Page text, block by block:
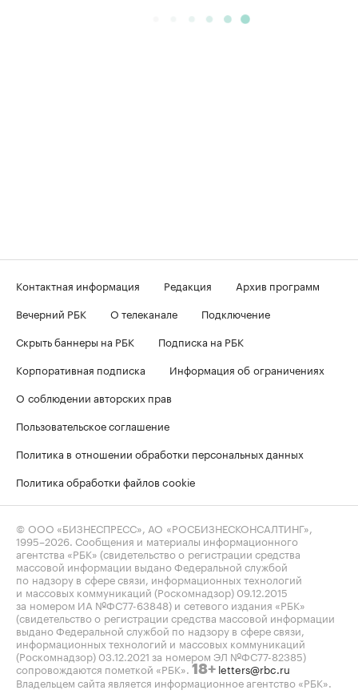
Контактная информация Редакция
Архив программ
Вечерний РБК
О телеканале
Подключение
Скрыть баннеры на РБК
Подписка на РБК
Корпоративная подписка
Информация об ограничениях
О соблюдении авторских прав
Пользовательское соглашение
Политика в отношении обработки персональных данных
Политика обработки файлов cookie
© ООО «БИЗНЕСПРЕСС», АО «РОСБИЗНЕСКОНСАЛТИНГ»,
1995–2026 . Сообщения и материалы информационного
агентства «РБК» (свидетельство о регистрации средства
массовой информации выдано Федеральной службой
по надзору в сфере связи, информационных технологий
и массовых коммуникаций (Роскомнадзор) 09.12.2015
за номером ИА №ФС77-63848) и сетевого издания «РБК»
(свидетельство о регистрации средства массовой информации
выдано Федеральной службой по надзору в сфере связи,
информационных технологий и массовых коммуникаций
(Роскомнадзор) 03.12.2021 за номером ЭЛ №ФС77-82385)
сопровождаются пометкой «РБК». 18+ letters@rbc.ru
Владельцем сайта является информационное агентство «РБК».